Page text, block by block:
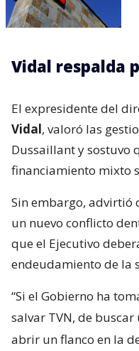
Vidal respalda
El expresidente del
Vidal, valoró las
Dussaillant y sostuvo
financiamiento mixto
Sin embargo, advirtió
un nuevo conflicto
que el Ejecutivo
endeudamiento de la
“Si el Gobierno ha
salvar TVN, de
abrir un flanco en la